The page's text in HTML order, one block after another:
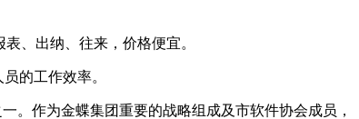
、出纳、往来，价格便宜。
的工作效率。
。作为金蝶集团重要的战略组成及市软件协会成员，